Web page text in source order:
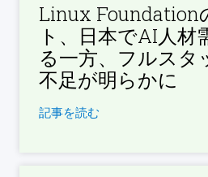
Linux Foundation
ト、日本でAI人材
る一方、フルスタ
不足が明らかに
記事を読む